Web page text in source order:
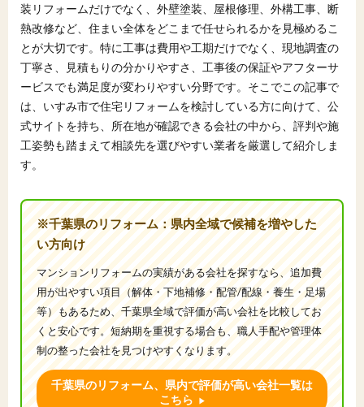
装リフォームだけでなく、外壁塗装、屋根修理、外構工事、断
熱改修など、住まい全体をどこまで任せられるかを見極めるこ
とが大切です。特に工事は費用や工期だけでなく、現地調査の
丁寧さ、見積もりの分かりやすさ、工事後の保証やアフターサ
ービスでも満足度が変わりやすい分野です。そこでこの記事で
は、いすみ市で住宅リフォームを検討している方に向けて、公
式サイトを持ち、所在地が確認できる会社の中から、評判や施
工姿勢も踏まえて相談先を選びやすい業者を厳選して紹介しま
す。
※千葉県のリフォーム：県内全域で候補を増やした
い方向け
マンションリフォームの実績がある会社を探すなら、追加費
用が出やすい項目（解体・下地補修・配管/配線・養生・足場
等）もあるため、千葉県全域で評価が高い会社を比較してお
くと安心です。短納期を重視する場合も、職人手配や管理体
制の整った会社を見つけやすくなります。
千葉県のリフォーム、県内で評価が高い会社一覧は
こちら